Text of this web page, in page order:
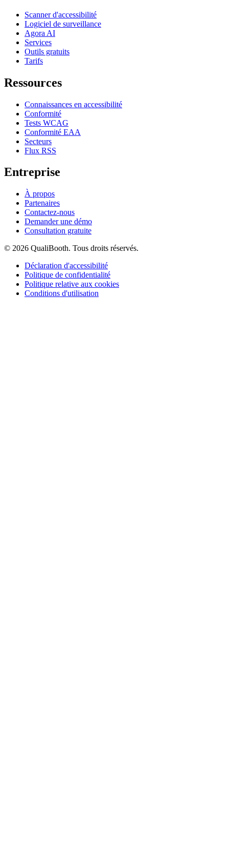
Scanner d'accessibilité
Logiciel de surveillance
Agora AI
Services
Outils gratuits
Tarifs
Ressources
Connaissances en accessibilité
Conformité
Tests WCAG
Conformité EAA
Secteurs
Flux RSS
Entreprise
À propos
Partenaires
Contactez-nous
Demander une démo
Consultation gratuite
© 2026 QualiBooth. Tous droits réservés.
Déclaration d'accessibilité
Politique de confidentialité
Politique relative aux cookies
Conditions d'utilisation